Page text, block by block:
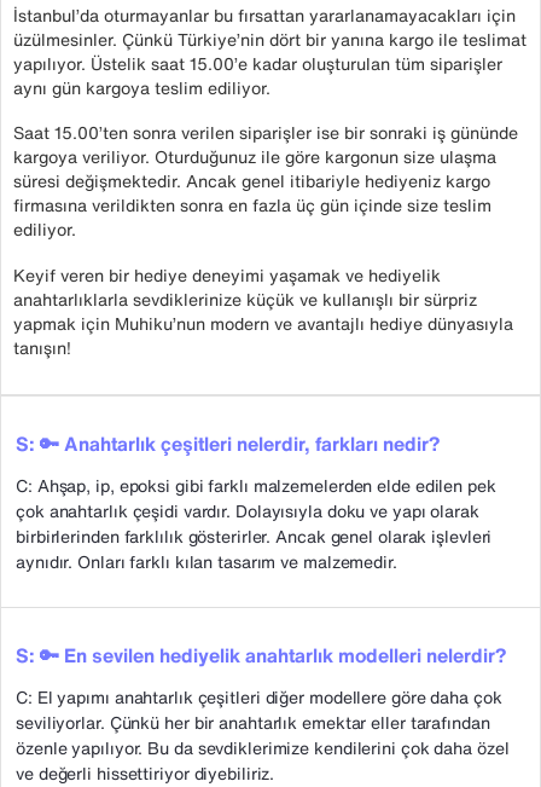
İstanbul’da oturmayanlar bu fırsattan yararlanamayacakları için
üzülmesinler. Çünkü Türkiye’nin dört bir yanına kargo ile teslimat
yapılıyor. Üstelik saat 15.00’e kadar oluşturulan tüm siparişler
aynı gün kargoya teslim ediliyor.
Saat 15.00’ten sonra verilen siparişler ise bir sonraki iş gününde
kargoya veriliyor. Oturduğunuz ile göre kargonun size ulaşma
süresi değişmektedir. Ancak genel itibariyle hediyeniz kargo
firmasına verildikten sonra en fazla üç gün içinde size teslim
ediliyor.
Keyif veren bir hediye deneyimi yaşamak ve hediyelik
anahtarlıklarla sevdiklerinize küçük ve kullanışlı bir sürpriz
yapmak için Muhiku’nun modern ve avantajlı hediye dünyasıyla
tanışın!
S: 🔑 Anahtarlık çeşitleri nelerdir, farkları nedir?
C: Ahşap, ip, epoksi gibi farklı malzemelerden elde edilen pek
çok anahtarlık çeşidi vardır. Dolayısıyla doku ve yapı olarak
birbirlerinden farklılık gösterirler. Ancak genel olarak işlevleri
aynıdır. Onları farklı kılan tasarım ve malzemedir.
S: 🔑 En sevilen hediyelik anahtarlık modelleri nelerdir?
C: El yapımı anahtarlık çeşitleri diğer modellere göre daha çok
seviliyorlar. Çünkü her bir anahtarlık emektar eller tarafından
özenle yapılıyor. Bu da sevdiklerimize kendilerini çok daha özel
ve değerli hissettiriyor diyebiliriz.